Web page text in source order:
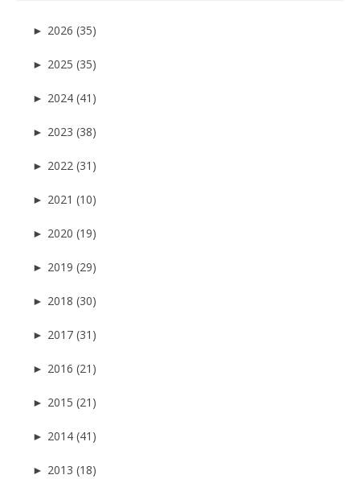
► 2026 (35)
► 2025 (35)
► 2024 (41)
► 2023 (38)
► 2022 (31)
► 2021 (10)
► 2020 (19)
► 2019 (29)
► 2018 (30)
► 2017 (31)
► 2016 (21)
► 2015 (21)
► 2014 (41)
► 2013 (18)